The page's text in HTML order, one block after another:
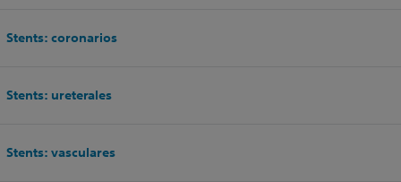
Stents: coronarios
Stents: ureterales
Stents: vasculares